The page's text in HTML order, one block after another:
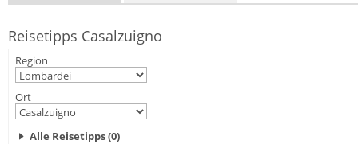
Reisetipps Casalzuigno
Region
Ort
Alle Reisetipps (0)